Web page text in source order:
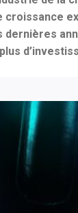
croissance
dernières